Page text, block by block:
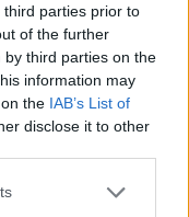
parties prior to
of the further
third parties on the
information may
the IAB’s List of
disclose it to other